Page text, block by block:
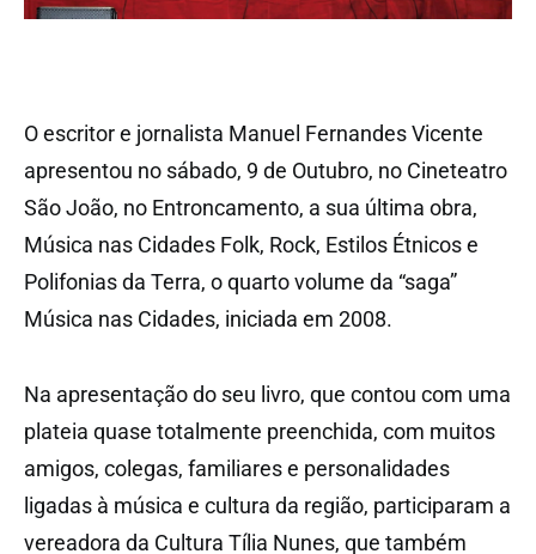
O escritor e jornalista Manuel Fernandes Vicente
apresentou no sábado, 9 de Outubro, no Cineteatro
São João, no Entroncamento, a sua última obra,
Música nas Cidades Folk, Rock, Estilos Étnicos e
Polifonias da Terra, o quarto volume da “saga”
Música nas Cidades, iniciada em 2008.
Na apresentação do seu livro, que contou com uma
plateia quase totalmente preenchida, com muitos
amigos, colegas, familiares e personalidades
ligadas à música e cultura da região, participaram a
vereadora da Cultura Tília Nunes, que também